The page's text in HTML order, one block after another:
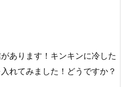
あります！キンキンに冷した
れてみました！どうですか？